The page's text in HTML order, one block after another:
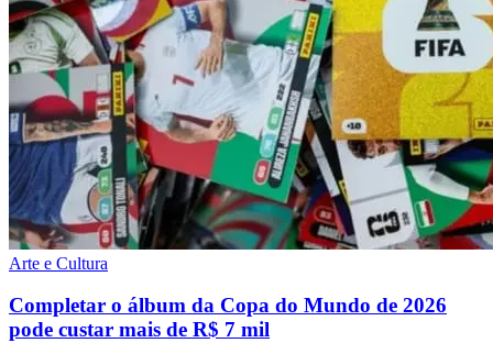
Arte e Cultura
Completar o álbum da Copa do Mundo de 2026
pode custar mais de R$ 7 mil